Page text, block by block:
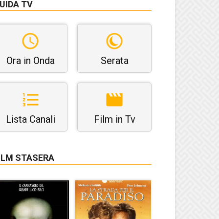
TV
Ora in Onda Serata
Lista Canali Film in Tv
STASERA